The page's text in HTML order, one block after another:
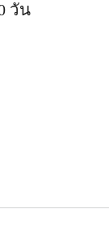
วัน